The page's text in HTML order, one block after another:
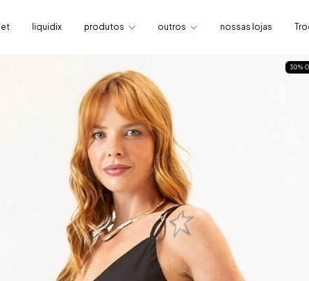
liquidix produtos outros nossas lojas
30%